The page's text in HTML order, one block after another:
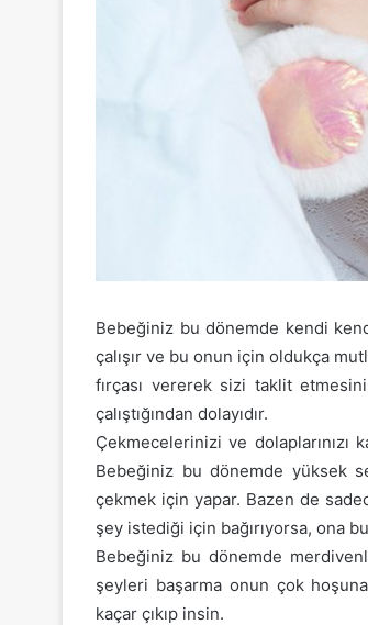
Bebeğiniz bu dönemde kendi
çalışır ve bu onun için oldukça
fırçası vererek sizi taklit
çalıştığından dolayıdır.
Çekmecelerinizi ve
Bebeğiniz bu dönemde yüksek
çekmek için yapar. Bazen de
şey istediği için bağırıyorsa, ona
Bebeğiniz bu dönemde
şeyleri başarma onun çok
kaçar çıkıp insin.